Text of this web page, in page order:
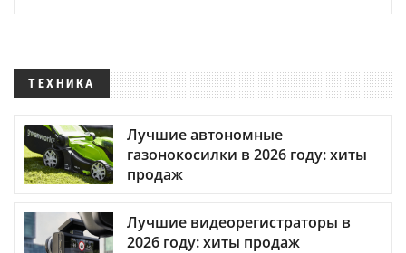
ТЕХНИКА
Лучшие автономные
газонокосилки в 2026 году: хиты
продаж
Лучшие видеорегистраторы в
2026 году: хиты продаж